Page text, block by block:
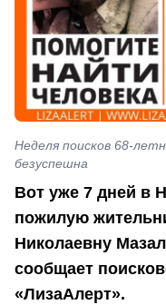
Неделя поисков 68-
безуспешна
Вот уже 7 дней в
пожилую
Николаевну
сообщает
«ЛизаАлерт».